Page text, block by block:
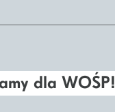
dla WOŚP!